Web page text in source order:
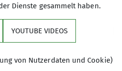
Dienste gesammelt haben.
YOUTUBE VIDEOS
von Nutzerdaten und Cookie)